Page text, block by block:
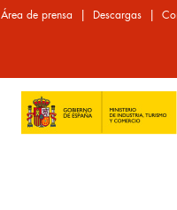
Área de prensa | Descargas|